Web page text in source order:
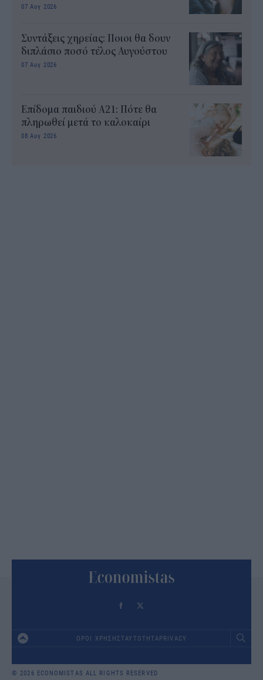
07 Αυγ 2026
Συντάξεις χηρείας: Ποιοι θα δουν
διπλάσιο ποσό τέλος Αυγούστου
07 Αυγ 2026
Επίδομα παιδιού Α21: Πότε θα
πληρωθεί μετά το καλοκαίρι
08 Αυγ 2026
© 2026 ECONOMISTAS ALL RIGHTS RESERVED
ΟΡΟΙ ΧΡΗΣΗΣΤΑΥΤΟΤΗΤΑPRIVACY